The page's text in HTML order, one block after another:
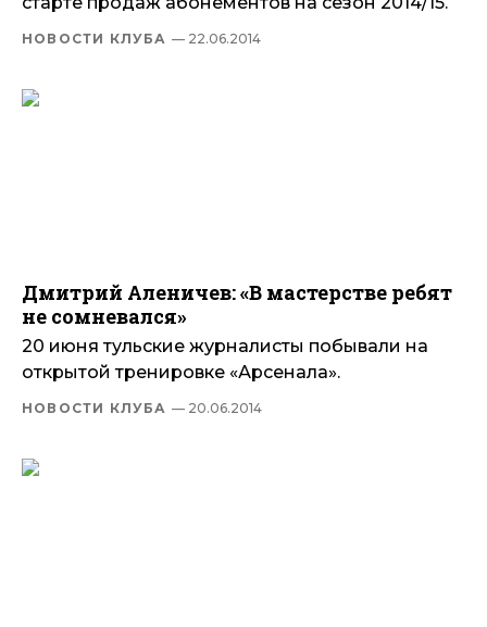
НОВОСТИ КЛУБА — 22.06.2014
Дмитрий Аленичев: «В мастерстве ребят
не сомневался»
20 июня тульские журналисты побывали на
открытой тренировке «Арсенала».
НОВОСТИ КЛУБА — 20.06.2014